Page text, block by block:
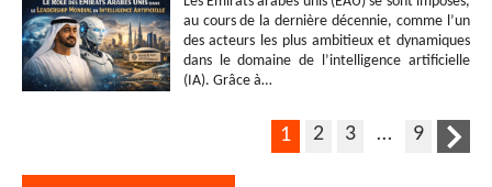
au cours de la dernière décennie, comme l’un
des acteurs les plus ambitieux et dynamiques
dans le domaine de l’intelligence artificielle
(IA). Grâce à…
1 2 3 … 9